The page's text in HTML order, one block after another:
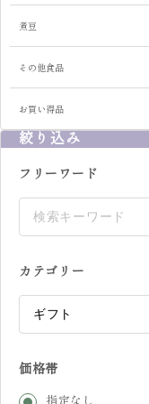
煮豆
その他食品
お買い得品
絞り込み
フリーワード
カテゴリー
価格帯